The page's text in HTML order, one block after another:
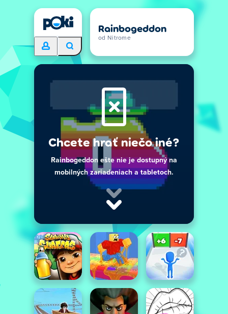
Rainbogeddon
od Nitrome
Chcete hrať niečo iné?
Rainbogeddon ešte nie je dostupný na
mobilných zariadeniach a tabletoch.